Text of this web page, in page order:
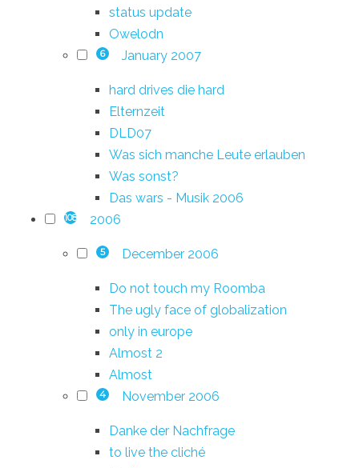
status update
Owelodn
6 January 2007
hard drives die hard
Elternzeit
DLD07
Was sich manche Leute erlauben
Was sonst?
Das wars - Musik 2006
108 2006
5 December 2006
Do not touch my Roomba
The ugly face of globalization
only in europe
Almost 2
Almost
4 November 2006
Danke der Nachfrage
to live the cliché